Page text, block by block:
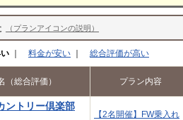
（プランアイコンの説明）
料金が安い 総合評価が高い
（総合評価） プラン内容
ントリー倶楽部
【2名開催】FW乗入れ